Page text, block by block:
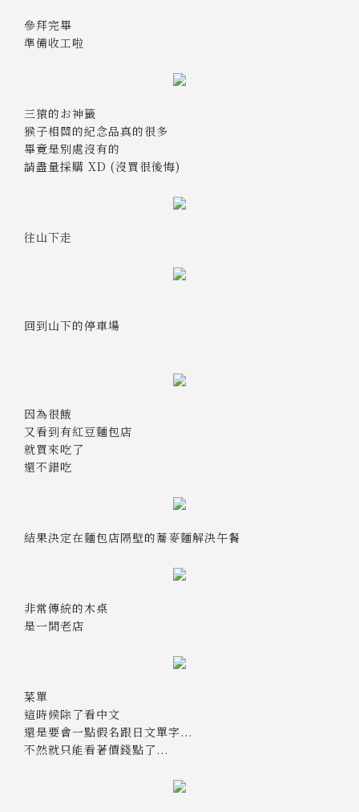
參拜完畢
準備收工啦
三猿的お神籤
猴子相關的紀念品真的很多
畢竟是別處沒有的
請盡量採購 XD (沒買很後悔)
往山下走
回到山下的停車場
因為很餓
又看到有紅豆麵包店
就買來吃了
還不錯吃
結果決定在麵包店隔壁的蕎麥麵解決午餐
非常傳統的木桌
是一間老店
菜單
這時候除了看中文
還是要會一點假名跟日文單字...
不然就只能看著價錢點了...